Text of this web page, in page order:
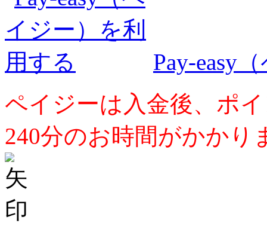
Pay-easy
ペイジーは入金後、ポ
240分のお時間がかかり